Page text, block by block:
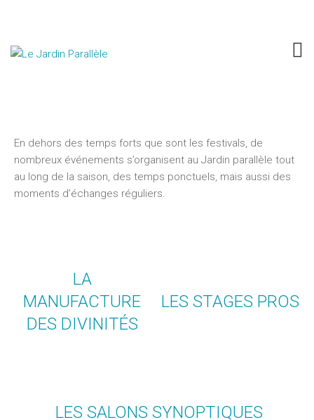
En dehors des temps forts que sont les festivals, de
nombreux événements s’organisent au Jardin parallèle tout
au long de la saison, des temps ponctuels, mais aussi des
moments d’échanges réguliers.
LA
MANUFACTURE
DES DIVINITÉS
LES STAGES PROS
LES SALONS SYNOPTIQUES